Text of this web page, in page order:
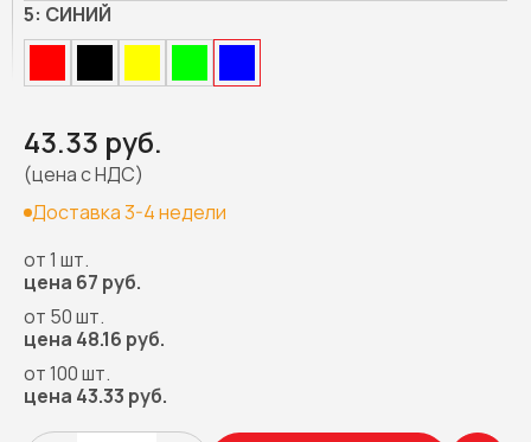
5: СИНИЙ
43.33 руб.
(цена с НДС)
Доставка 3-4 недели
от 1 шт.
цена 67 руб.
от 50 шт.
цена 48.16 руб.
от 100 шт.
цена 43.33 руб.